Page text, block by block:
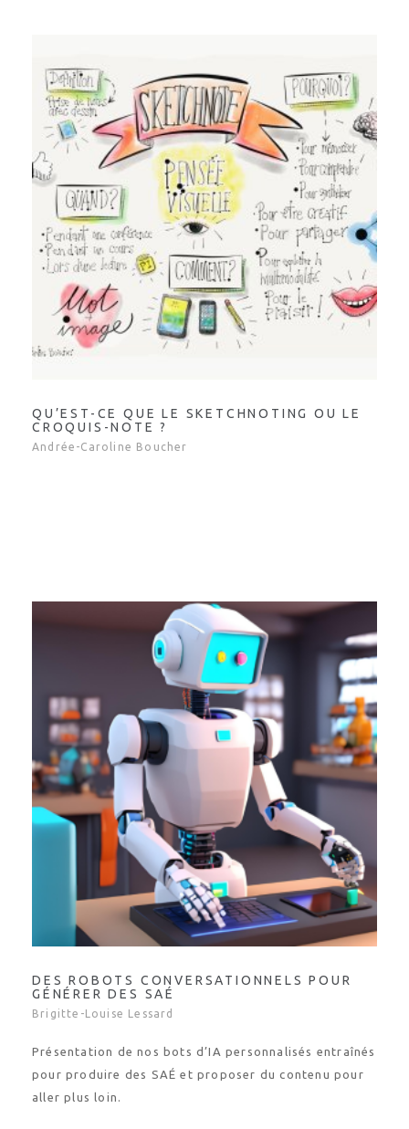
QU’EST-CE QUE LE SKETCHNOTING OU LE
CROQUIS-NOTE ?
Andrée-Caroline Boucher
DES ROBOTS CONVERSATIONNELS POUR
GÉNÉRER DES SAÉ
Brigitte-Louise Lessard
Présentation de nos bots d’IA personnalisés entraînés
pour produire des SAÉ et proposer du contenu pour
aller plus loin.